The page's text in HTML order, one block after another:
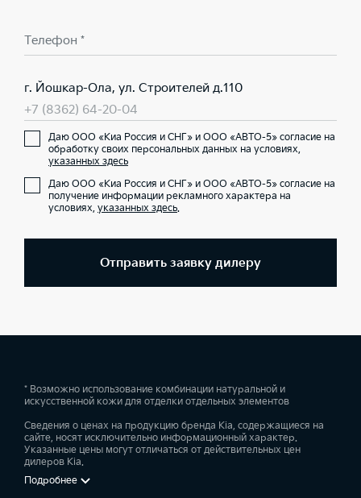
Телефон *
г. Йошкар-Ола, ул. Строителей д.110
+7 (8362) 64-20-04
Даю ООО «Киа Россия и СНГ» и ООО «АВТО-5» согласие на
обработку своих персональных данных на условиях,
указанных здесь
Даю ООО «Киа Россия и СНГ» и ООО «АВТО-5» согласие на
получение информации рекламного характера на
условиях, указанных здесь.
Отправить заявку дилеру
* Возможно использование комбинации натуральной и
искусственной кожи для отделки отдельных элементов
Сведения о ценах на продукцию бренда Kia, содержащиеся на
сайте, носят исключительно информационный характер.
Указанные цены могут отличаться от действительных цен
дилеров Kia.
Подробнее